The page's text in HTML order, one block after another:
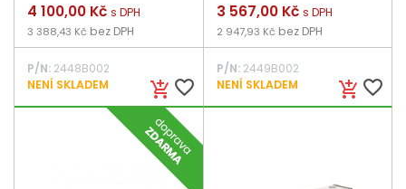
add_shopping_cart favorite_border
Cena
4 100,00 Kč s DPH
3 388,43 Kč bez DPH
P/N: 2448B002
NENÍ SKLADEM
add_shopping_cart favorite_border
Cena
3 567,00 Kč s DPH
2 947,93 Kč bez DPH
P/N:2449B002
NENÍ SKLADEM